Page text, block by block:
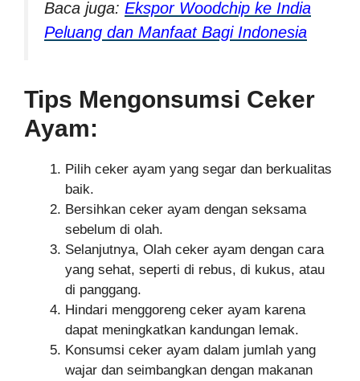
Baca juga: Ekspor Woodchip ke India
Peluang dan Manfaat Bagi Indonesia
Tips Mengonsumsi Ceker
Ayam:
Pilih ceker ayam yang segar dan berkualitas
baik.
Bersihkan ceker ayam dengan seksama
sebelum di olah.
Selanjutnya, Olah ceker ayam dengan cara
yang sehat, seperti di rebus, di kukus, atau
di panggang.
Hindari menggoreng ceker ayam karena
dapat meningkatkan kandungan lemak.
Konsumsi ceker ayam dalam jumlah yang
wajar dan seimbangkan dengan makanan